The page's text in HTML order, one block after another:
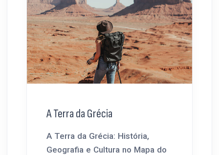
A Terra da Grécia
A Terra da Grécia: História,
Geografia e Cultura no Mapa do